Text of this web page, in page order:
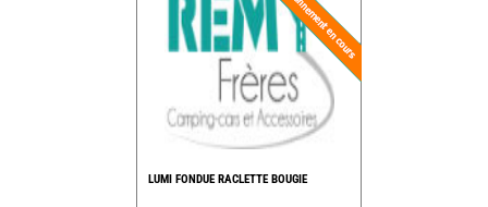
LUMI FONDUE RACLETTE BOUGIE